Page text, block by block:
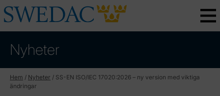
Nyheter
Hem / Nyheter / SS-EN ISO/IEC 17020:2026 – ny version med viktiga
ändringar